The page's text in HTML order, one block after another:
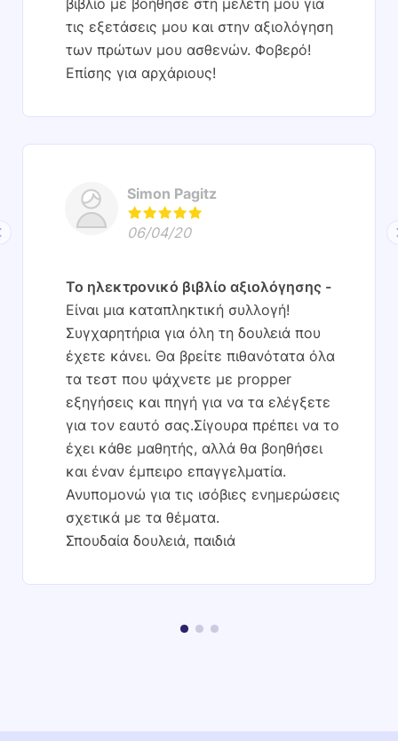
βιβλίο με βοήθησε στη μελέτη μου για
τις εξετάσεις μου και στην αξιολόγηση
των πρώτων μου ασθενών. Φοβερό!
Επίσης για αρχάριους!
Simon Pagitz
06/04/20
Το ηλεκτρονικό βιβλίο αξιολόγησης
Είναι μια καταπληκτική συλλογή!
Συγχαρητήρια για όλη τη δουλειά που
έχετε κάνει. Θα βρείτε πιθανότατα όλα
τα τεστ που ψάχνετε με propper
εξηγήσεις και πηγή για να τα ελέγξετε
για τον εαυτό σας.Σίγουρα πρέπει να το
έχει κάθε μαθητής, αλλά θα βοηθήσει
και έναν έμπειρο επαγγελματία.
Ανυπομονώ για τις ισόβιες ενημερώσεις
σχετικά με τα θέματα.
Σπουδαία δουλειά, παιδιά